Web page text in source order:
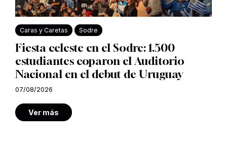
Caras y Caretas Sodre
Fiesta celeste en el Sodre: 1.500
estudiantes coparon el Auditorio
Nacional en el debut de Uruguay
07/08/2026
Ver más